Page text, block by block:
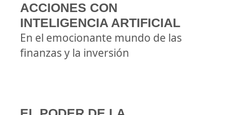
ACCIONES CON
INTELIGENCIA ARTIFICIAL
En el emocionante mundo de las
finanzas y la inversión